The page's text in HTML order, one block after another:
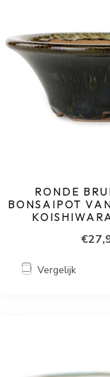
RONDE
BONSAIPOT
Vergelijk